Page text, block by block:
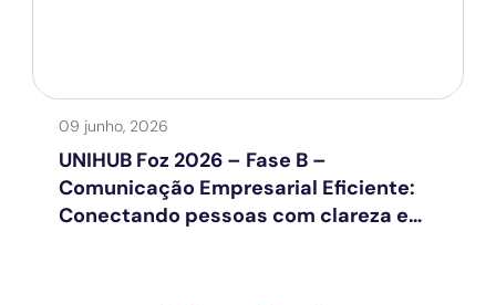
UNIHUB Foz 2026 – Fase B –
Comunicação Empresarial Eficiente:
Conectando pessoas com clareza e
09 junho, 2026